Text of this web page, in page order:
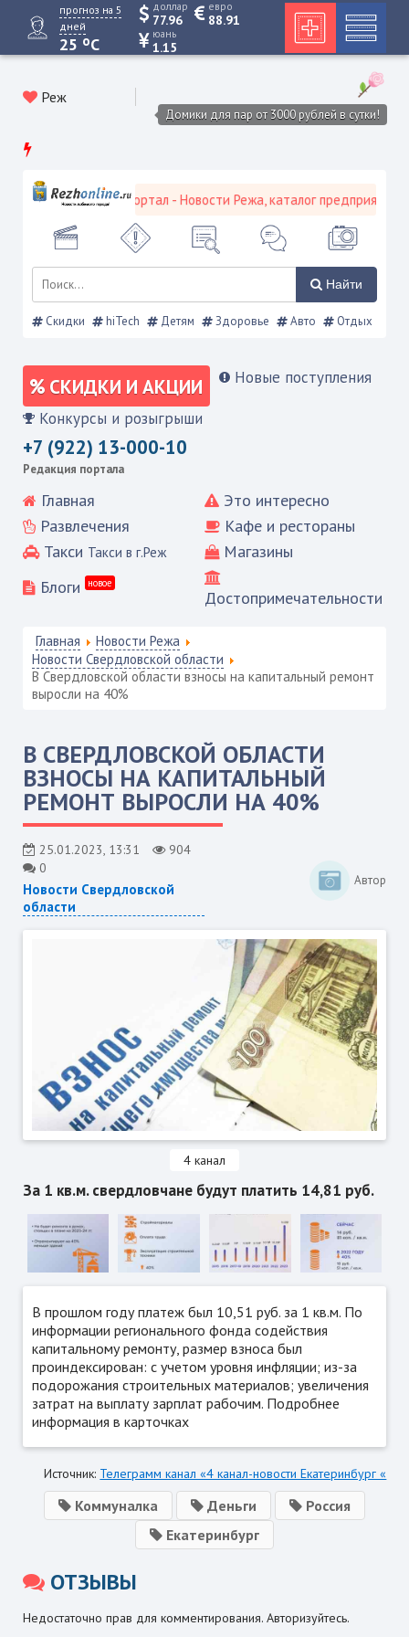
прогноз на 5
дней
25 oC
доллар
77.96
евро
88.91
юань
1.15
Реж
Домики для пар от 3000 рублей в сутки!
городской портал - Новости Режа, каталог предприятий,
Найти
Скидки hiTech Детям Здоровье Авто Отдых
СКИДКИ И АКЦИИ Новые поступления
Конкурсы и розыгрыши
+7 (922) 13-000-10
Редакция портала
Главная
Это интересно
Развлечения
Кафе и рестораны
Такси Такси в г.Реж
Магазины
Блоги
новое
Достопримечательности
Главная
Новости Режа
Новости Свердловской области
В Свердловской области взносы на капитальный ремонт
выросли на 40%
В СВЕРДЛОВСКОЙ ОБЛАСТИ
ВЗНОСЫ НА КАПИТАЛЬНЫЙ
РЕМОНТ ВЫРОСЛИ НА 40%
25.01.2023, 13:31
904
0
Новости Свердловской
области
Автор
4 канал
За 1 кв.м. свердловчане будут платить 14,81 руб.
В прошлом году платеж был 10,51 руб. за 1 кв.м. По
информации регионального фонда содействия
капитальному ремонту, размер взноса был
проиндексирован: с учетом уровня инфляции; из-за
подорожания строительных материалов; увеличения
затрат на выплату зарплат рабочим. Подробнее
информация в карточках
Источник: Телеграмм канал «4 канал-новости Екатеринбург «
Коммуналка Деньги
Россия
Екатеринбург
ОТЗЫВЫ
Недостаточно прав для комментирования. Авторизуйтесь.